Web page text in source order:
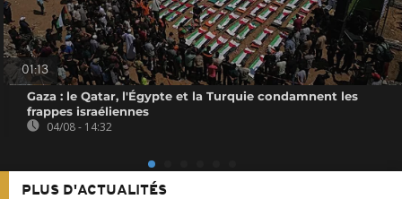
01:13
Gaza : le Qatar, l'Égypte et la Turquie condamnent les
frappes israéliennes
04/08 - 14:32
PLUS D'ACTUALITÉS